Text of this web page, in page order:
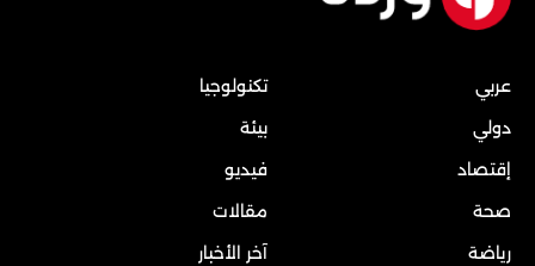
عربي
دولي
إقتصاد
صحة
رياضة
تكنولوجيا
بيئة
فيديو
مقالات
آخر الأخبار